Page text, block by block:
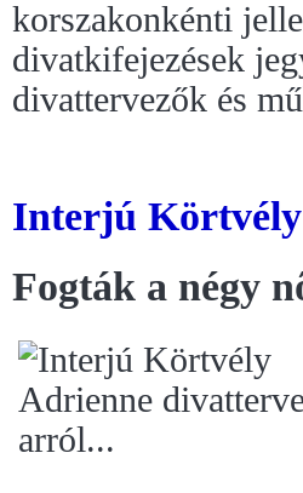
korszakonkénti
divatkifejezések
divattervezők és
Interjú
Fogták a négy